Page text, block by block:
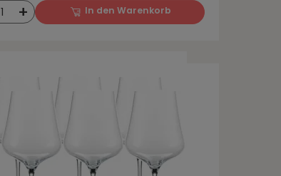
1 + In den Warenkorb